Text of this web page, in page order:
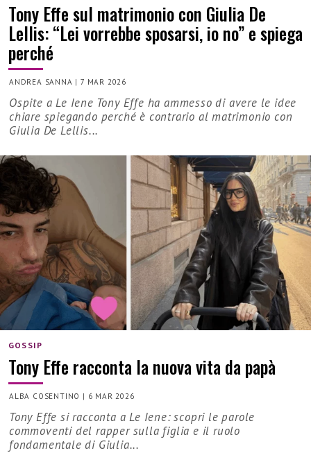
Tony Effe sul matrimonio con Giulia De
Lellis: “Lei vorrebbe sposarsi, io no” e spiega
perché
ANDREA SANNA |7 MAR 2026
Ospite a Le Iene Tony Effe ha ammesso di avere le idee
chiare spiegando perché è contrario al matrimonio con
Giulia De Lellis...
GOSSIP
Tony Effe racconta la nuova vita da papà
ALBA COSENTINO | 6 MAR 2026
Tony Effe si racconta a Le Iene: scopri le parole
commoventi del rapper sulla figlia e il ruolo
fondamentale di Giulia...